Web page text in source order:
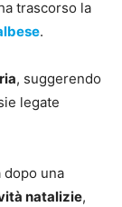
trascorso la
.
, suggerendo
legate
dopo una
natalizie,